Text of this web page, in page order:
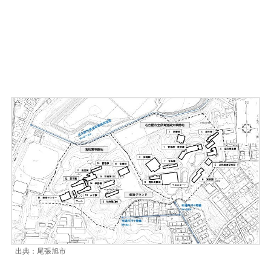
出典：尾張旭市